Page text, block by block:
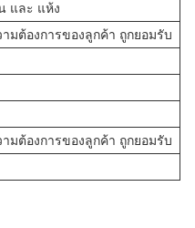
และ แห้ง
มต้องการของลูกค้า ถูกยอมรับ
มต้องการของลูกค้า ถูกยอมรับ